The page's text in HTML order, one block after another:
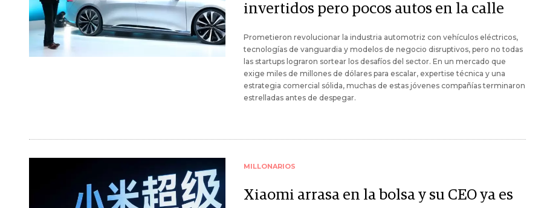
invertidos pero pocos autos en la calle
Prometieron revolucionar la industria automotriz con vehículos eléctricos,
tecnologías de vanguardia y modelos de negocio disruptivos, pero no todas
las startups lograron sortear los desafíos del sector. En un mercado que
exige miles de millones de dólares para escalar, expertise técnica y una
estrategia comercial sólida, muchas de estas jóvenes compañías terminaron
estrelladas antes de despegar.
MILLONARIOS
Xiaomi arrasa en la bolsa y su CEO ya es